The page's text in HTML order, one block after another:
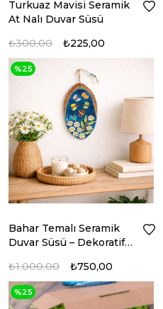
Turkuaz Mavisi Seramik
At Nalı Duvar Süsü
₺225,00
₺300,00
Bahar Temalı Seramik
Duvar Süsü – Dekoratif
₺750,00
₺1.000,00
%25
%25